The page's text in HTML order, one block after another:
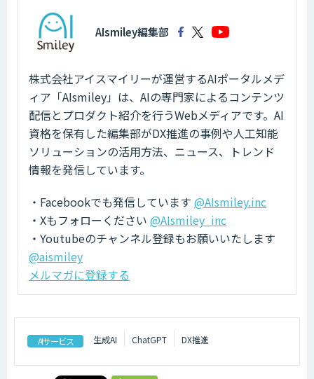
AIsmiley編集部
株式会社アイスマイリーが運営するAIポータルメデ
ィア「AIsmiley」は、AIの専門家によるコンテンツ
配信とプロダクト紹介を行うWebメディアです。AI
資格を保有した編集部がDX推進の事例や人工知能
ソリューションの活用方法、ニュース、トレンド
情報を発信しています。
・Facebookでも発信しています @AIsmiley.inc
・Xもフォローください @AIsmiley_inc
・Youtubeのチャンネル登録もお願いいたします
@aismiley
メルマガに登録する
AIサービス 生成AI ChatGPT DX推進